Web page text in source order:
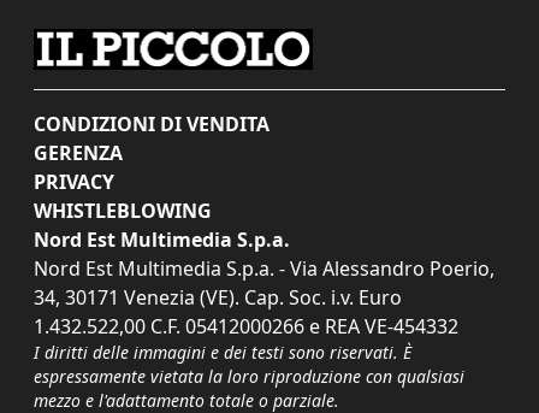
CONDIZIONI DI VENDITA
GERENZA
PRIVACY
WHISTLEBLOWING
Nord Est Multimedia S.p.a.
Nord Est Multimedia S.p.a. - Via Alessandro Poerio,
34, 30171 Venezia (VE). Cap. Soc. i.v. Euro
1.432.522,00 C.F. 05412000266 e REA VE-454332
I diritti delle immagini e dei testi sono riservati. È
espressamente vietata la loro riproduzione con qualsiasi
mezzo e l'adattamento totale o parziale.